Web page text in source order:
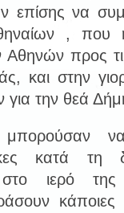
επίσης να
, που
Αθηνών προς
και στην
για την θεά
κατά τη
στο ιερό